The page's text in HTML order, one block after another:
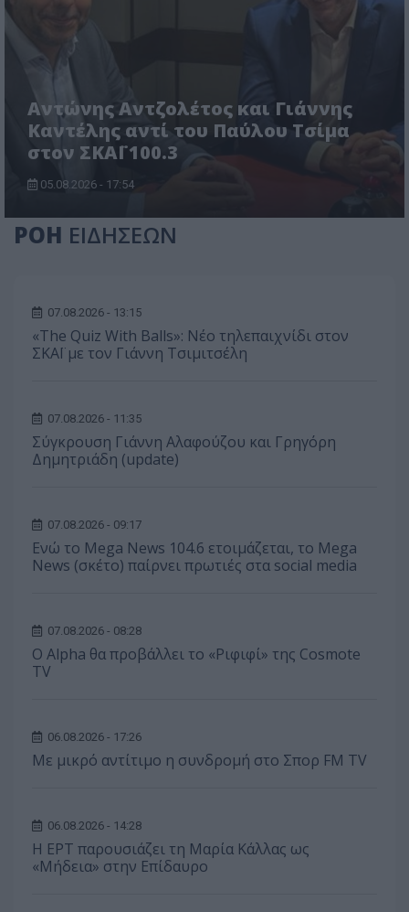
Αντώνης Αντζολέτος και Γιάννης
Καντέλης αντί του Παύλου Τσίμα
στον ΣΚΑΪ 100.3
05.08.2026 - 17:54
ΡΟΗ ΕΙΔΗΣΕΩΝ
07.08.2026 - 13:15
«The Quiz With Balls»: Νέο τηλεπαιχνίδι στον
ΣΚΑΪ με τον Γιάννη Τσιμιτσέλη
07.08.2026 - 11:35
Σύγκρουση Γιάννη Αλαφούζου και Γρηγόρη
Δημητριάδη (update)
07.08.2026 - 09:17
Ενώ το Mega News 104.6 ετοιμάζεται, το Mega
News (σκέτο) παίρνει πρωτιές στα social media
07.08.2026 - 08:28
Ο Alpha θα προβάλλει το «Ριφιφί» της Cosmote
TV
06.08.2026 - 17:26
Με μικρό αντίτιμο η συνδρομή στο Σπορ FM TV
06.08.2026 - 14:28
Η ΕΡΤ παρουσιάζει τη Μαρία Κάλλας ως
«Μήδεια» στην Επίδαυρο